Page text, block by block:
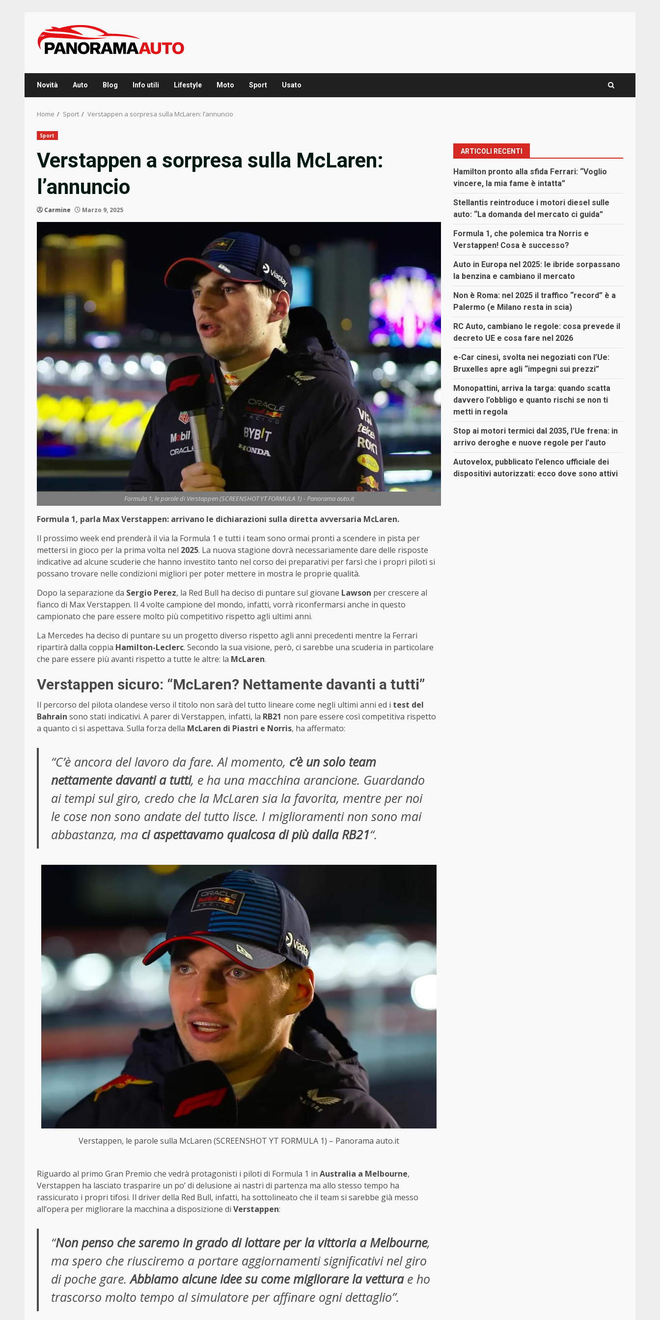
content
Novità Auto Blog Info utili Lifestyle Moto Sport Usato
Home Sport Verstappen a sorpresa sulla McLaren: l’annuncio
Sport
Verstappen a sorpresa sulla McLaren:
l’annuncio
Carmine Marzo 9, 2025
Formula 1, le parole di Verstappen (SCREENSHOT YT FORMULA 1) - Panorama auto.it
Formula 1, parla Max Verstappen: arrivano le dichiarazioni sulla diretta avversaria McLaren.
Il prossimo week end prenderà il via la Formula 1 e tutti i team sono ormai pronti a scendere in pista per
mettersi in gioco per la prima volta nel 2025. La nuova stagione dovrà necessariamente dare delle risposte
indicative ad alcune scuderie che hanno investito tanto nel corso dei preparativi per farsì che i propri piloti si
possano trovare nelle condizioni migliori per poter mettere in mostra le proprie qualità.
Dopo la separazione da Sergio Perez, la Red Bull ha deciso di puntare sul giovane Lawson per crescere al
fianco di Max Verstappen. Il 4 volte campione del mondo, infatti, vorrà riconfermarsi anche in questo
campionato che pare essere molto più competitivo rispetto agli ultimi anni.
La Mercedes ha deciso di puntare su un progetto diverso rispetto agli anni precedenti mentre la Ferrari
ripartirà dalla coppia Hamilton-Leclerc. Secondo la sua visione, però, ci sarebbe una scuderia in particolare
che pare essere più avanti rispetto a tutte le altre: la McLaren.
Verstappen sicuro: “McLaren? Nettamente davanti a tutti”
Il percorso del pilota olandese verso il titolo non sarà del tutto lineare come negli ultimi anni ed i test del
Bahrain sono stati indicativi. A parer di Verstappen, infatti, la RB21 non pare essere così competitiva rispetto
a quanto ci si aspettava. Sulla forza della McLaren di Piastri e Norris, ha affermato:
“C’è ancora del lavoro da fare. Al momento, c’è un solo team
nettamente davanti a tutti, e ha una macchina arancione. Guardando
ai tempi sul giro, credo che la McLaren sia la favorita, mentre per noi
le cose non sono andate del tutto lisce. I miglioramenti non sono mai
abbastanza, ma ci aspettavamo qualcosa di più dalla RB21“.
Verstappen, le parole sulla McLaren (SCREENSHOT YT FORMULA 1) – Panorama auto.it
Riguardo al primo Gran Premio che vedrà protagonisti i piloti di Formula 1 in Australia a Melbourne,
Verstappen ha lasciato trasparire un po’ di delusione ai nastri di partenza ma allo stesso tempo ha
rassicurato i propri tifosi. Il driver della Red Bull, infatti, ha sottolineato che il team si sarebbe già messo
all’opera per migliorare la macchina a disposizione di Verstappen:
“Non penso che saremo in grado di lottare per la vittoria a Melbourne,
ma spero che riusciremo a portare aggiornamenti significativi nel giro
di poche gare. Abbiamo alcune idee su come migliorare la vettura e ho
trascorso molto tempo al simulatore per affinare ogni dettaglio”.
ARTICOLI RECENTI
Hamilton pronto alla sfida Ferrari: “Voglio
vincere, la mia fame è intatta”
Stellantis reintroduce i motori diesel sulle
auto: “La domanda del mercato ci guida”
Formula 1, che polemica tra Norris e
Verstappen! Cosa è successo?
Auto in Europa nel 2025: le ibride sorpassano
la benzina e cambiano il mercato
Non è Roma: nel 2025 il traffico “record” è a
Palermo (e Milano resta in scia)
RC Auto, cambiano le regole: cosa prevede il
decreto UE e cosa fare nel 2026
e-Car cinesi, svolta nei negoziati con l’Ue:
Bruxelles apre agli “impegni sui prezzi”
Monopattini, arriva la targa: quando scatta
davvero l’obbligo e quanto rischi se non ti
metti in regola
Stop ai motori termici dal 2035, l’Ue frena: in
arrivo deroghe e nuove regole per l’auto
Autovelox, pubblicato l’elenco ufficiale dei
dispositivi autorizzati: ecco dove sono attivi